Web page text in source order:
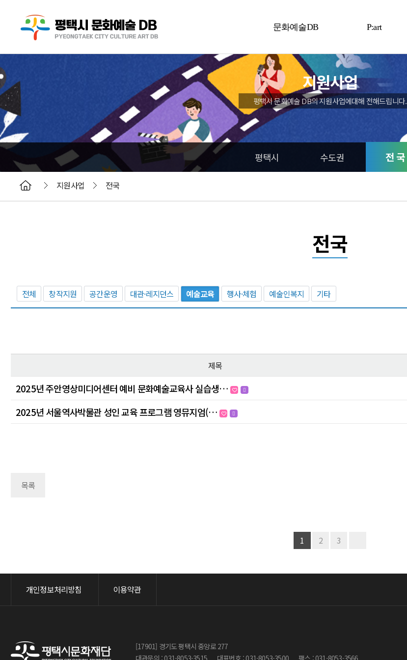
문화예술DB
예술인
예술단체
P:art
지원사업
평택시 문화예술 DB의 지원사업에대해 전해드립니다.
평택시 수도권 전 국
지원사업 전국
전국
전체 창작지원 공간운영 대관·레지던스 예술교육 행사·체험 예술인복지 기타
제목
2025년 주안영상미디어센터 예비 문화예술교육사 실습생…
2025년 서울역사박물관 성인 교육 프로그램 영뮤지엄(…
목록
1 2 3
개인정보처리방침 이용약관
[17901] 경기도 평택시 중앙로 277
대관문의 : 031-8053-3515
대표번호 : 031-8053-3500 팩스 : 031-8053-3566